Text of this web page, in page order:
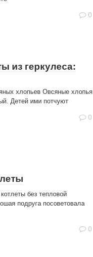
0
из геркулеса:
хлопьев Овсяные хлопья
Детей ими потчуют
0
без тепловой
подруга посоветовала
0